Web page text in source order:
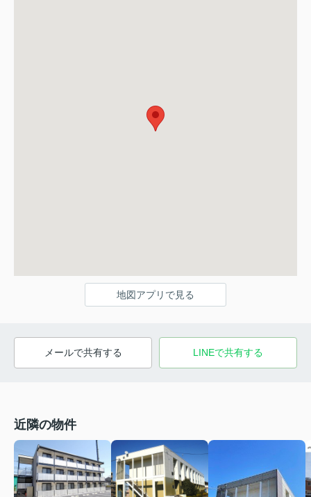
地図アプリで見る
メールで共有する LINEで共有する
近隣の物件